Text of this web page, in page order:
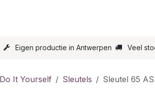
Eigen productie in Antwerpen Veel
Do It Yourself Sleutels Sleutel 65